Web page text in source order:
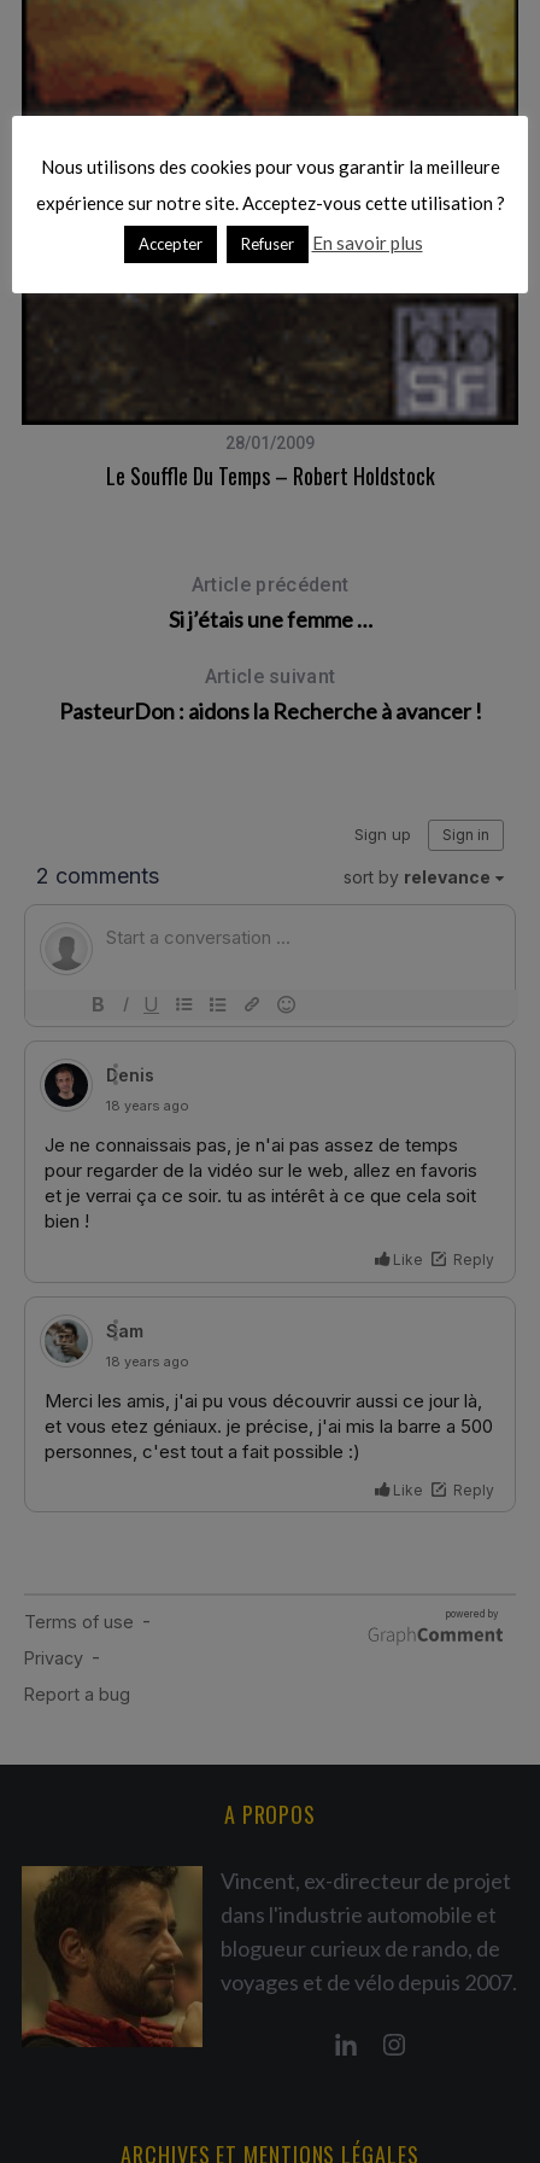
28/01/2009
Le Souffle Du Temps – Robert Holdstock
Article précédent
Si j’étais une femme …
Article suivant
PasteurDon : aidons la Recherche à avancer !
A PROPOS
Vincent, ex-directeur de projet
dans l'industrie automobile et
blogueur curieux de rando, de
voyages et de vélo depuis 2007.
ARCHIVES ET MENTIONS LÉGALES
r
Nous utilisons des cookies pour vous garantir la meilleure
expérience sur notre site. Acceptez-vous cette utilisation ?
Accepter Refuser En savoir plus